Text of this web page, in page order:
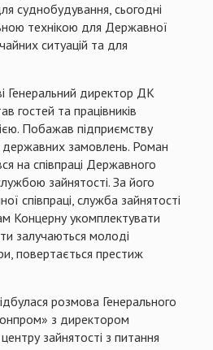
суднобудування, сьогодні
технікою для Державної
ситуацій та для
Генеральний директор ДК
гостей та працівників
Побажав підприємству
замовлень. Роман
на співпраці Державного
зайнятості. За його
співпраці, служба зайнятості
Концерну укомплектувати
залучаються молоді
повертається престиж
розмова Генерального
» з директором
зайнятості з питання